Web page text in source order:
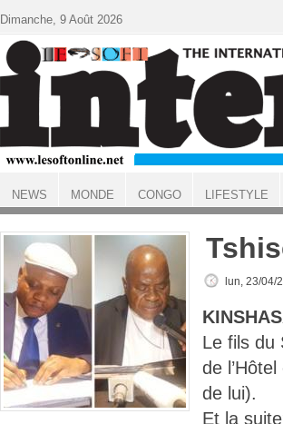
ACCUEIL
lun, 23/04/
Le fils du
de
de lui).
Et la
Dimanche, 9 Août 2026
NEWS MONDE CONGO LIFESTYLE